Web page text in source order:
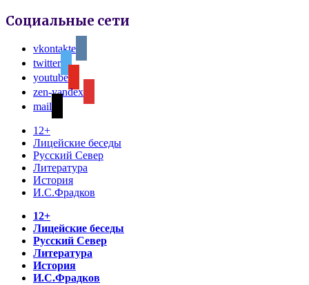
Социальные сети
vkontakte
twitter
youtube
zen-yandex
mail
12+
Лицейские беседы
Русский Север
Литература
История
И.С.Фрадков
12+
Лицейские беседы
Русский Север
Литература
История
И.С.Фрадков